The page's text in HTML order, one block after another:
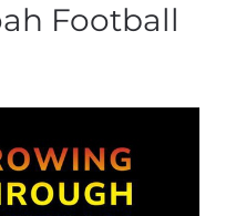
Football